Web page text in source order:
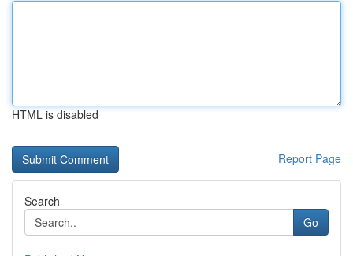
HTML is disabled
Report Page
Search
Go